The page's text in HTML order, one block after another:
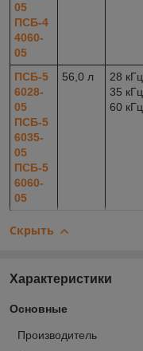
05
ПСБ-4
4060-
05
ПСБ-5
6028-
05
ПСБ-5
6035-
05
ПСБ-5
6060-
05
56,0 л
28 кГц
35 кГц
60 кГц
Скрыть
Характеристики
Основные
Производитель